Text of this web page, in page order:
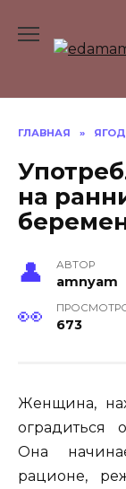
содержанию
ГЛАВНАЯ »
на
АВТОР
amnyam
673
Женщина,
оградиться
Она
рационе,